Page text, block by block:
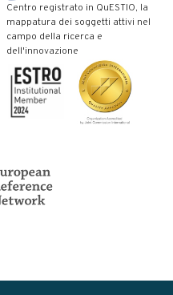
Centro registrato in QuESTIO, la
mappatura dei soggetti attivi nel
campo della ricerca e
dell'innovazione